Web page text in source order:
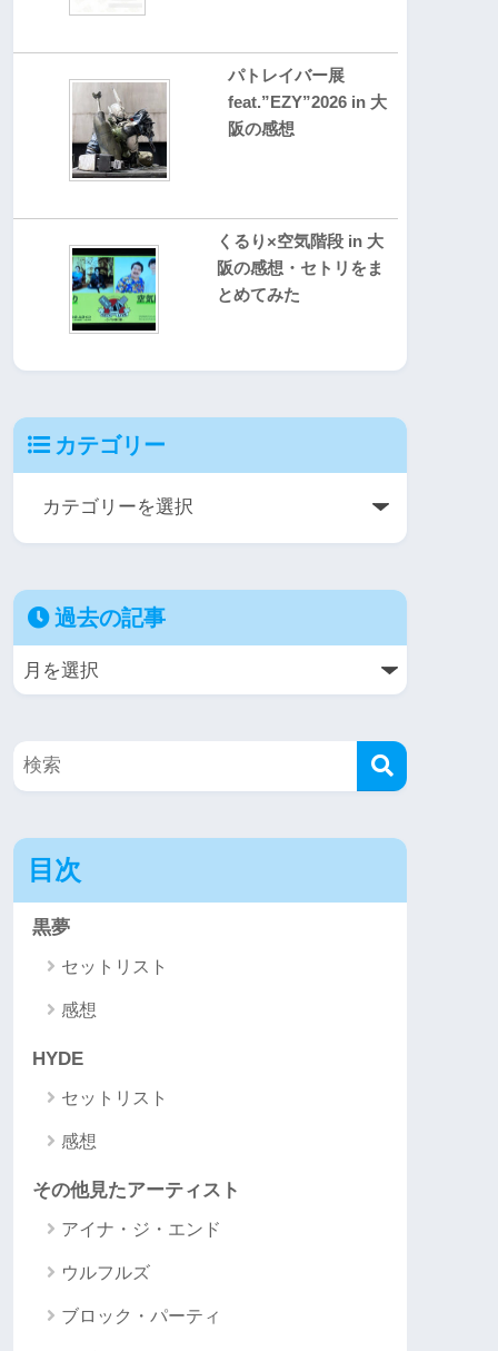
パトレイバー展
feat.”EZY”2026 in 大
阪の感想
くるり×空気階段 in 大
阪の感想・セトリをま
とめてみた
カテゴリー
過去の記事
目次
黒夢
セットリスト
感想
HYDE
セットリスト
感想
その他見たアーティスト
アイナ・ジ・エンド
ウルフルズ
ブロック・パーティ